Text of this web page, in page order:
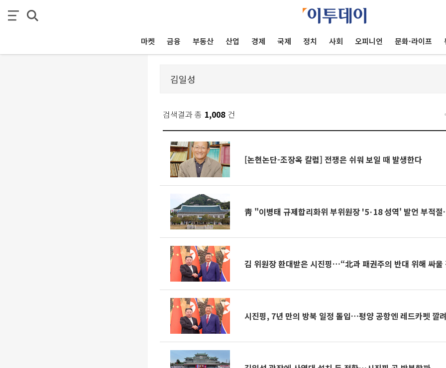
마켓 금융 부동산 산업 경제 국제 정치 사회 오피니언 문화·라이프
검색결과 총 1,008 건
[논현논단-조장옥 칼럼] 전쟁은 쉬워 보일 때 발생한다
靑 "이병태 규제합리화위 부위원장 '5·18 성역' 발언 부적
김 위원장 환대받은 시진핑…“北과 패권주의 반대 위해 싸울
시진핑, 7년 만의 방북 일정 돌입…평양 공항엔 레드카펫 깔려